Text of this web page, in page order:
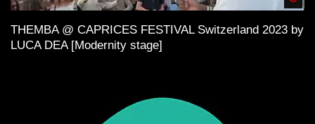
THEMBA @ CAPRICES FESTIVAL Switzerland 2023 by
LUCA DEA [Modernity stage]